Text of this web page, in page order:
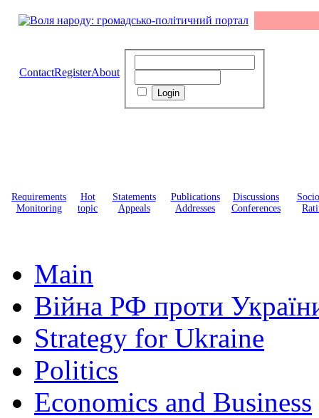
ContactRegisterAbout
Requirements
Monitoring
Hot
topic
Statements
Appeals
Publications
Addresses
Discussions
Conferences
Main
Війна РФ проти
Strategy for Ukraine
Politics
Economics and Business